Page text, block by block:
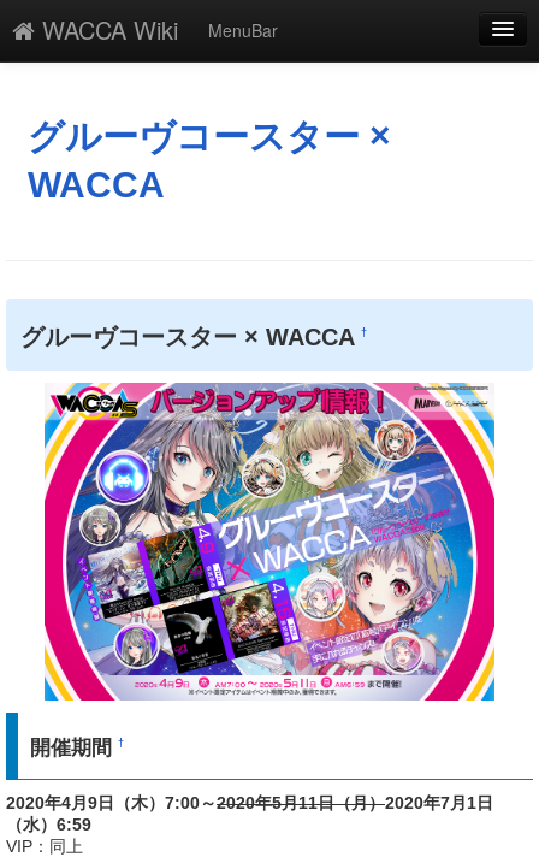
WACCA Wiki
MenuBar
添付
凍結
単語検索
グルーヴコースター ×
WACCA
グルーヴコースター × WACCA†
開催期間†
2020年4月9日（木）7:00～2020年5月11日（月）2020年7月1日
（水）6:59
VIP：同上